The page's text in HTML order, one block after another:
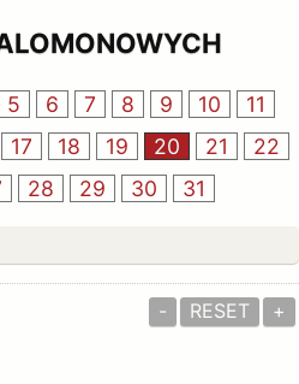
5 6 7 8 9 10
11
17 18 19 20 21
22
28 29 30 31
- RESET +